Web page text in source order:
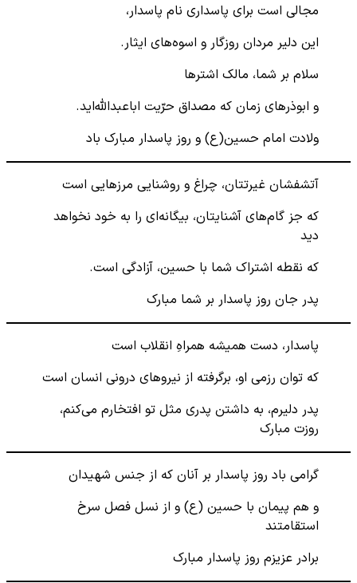
مجالی است برای پاسداری نام پاسدار،
این دلیر مردان روزگار و اسوه‌های ایثار.
سلام بر شما، مالک اشترها
و ابوذرهای زمان که مصداق حرّیت اباعبدالله‌اید.
ولادت امام حسین(ع) و روز پاسدار مبارک باد
آتشفشان غیرتتان، چراغ و روشنایی مرزهایی است
که جز گام‌های آشنایتان، بیگانه‌ای را به خود نخواهد
دید
که نقطه اشتراک شما با حسین، آزادگی است.
پدر جان روز پاسدار بر شما مبارک
پاسدار، دست همیشه همراهِ انقلاب است
که توان رزمی او، برگرفته از نیروهای درونی انسان است
پدر دلیرم، به داشتن پدری مثل تو افتخارم می‌کنم،
روزت مبارک
گرامی باد روز پاسدار بر آنان که از جنس شهیدان
و هم پیمان با حسین (ع) و از نسل فصل سرخ
استقامتند
برادر عزیزم روز پاسدار مبارک